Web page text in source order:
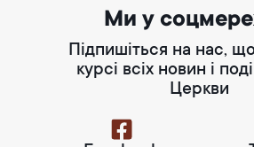
Ми у
Підпишіться на нас,
курсі всіх новин і
Церкви